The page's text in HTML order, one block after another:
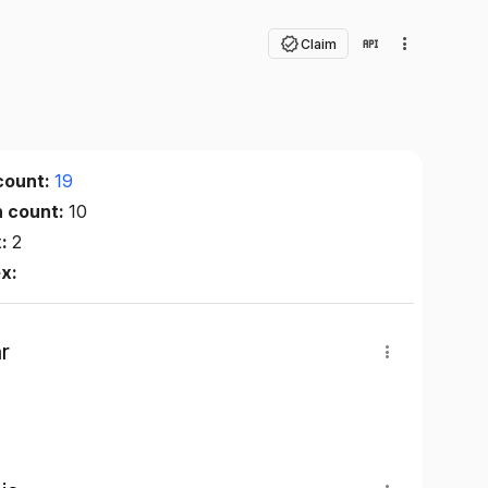
Claim
19
count:10
2